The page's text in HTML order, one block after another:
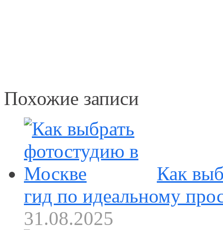
Похожие записи
Как
гид по идеальному
31.08.2025